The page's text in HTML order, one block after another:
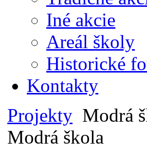
Iné akcie
Areál školy
Historické
Kontakty
Projekty Modrá
Modrá škola